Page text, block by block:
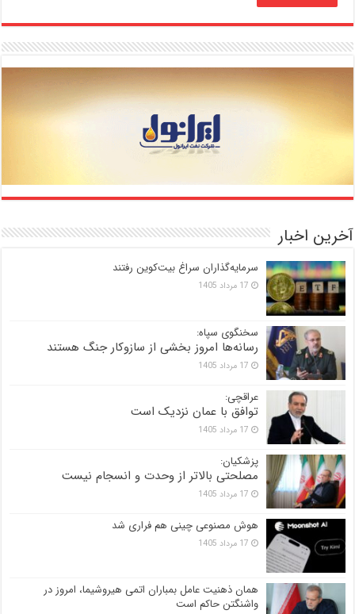
آخرین اخبار
سرمایه‌گذاران سراغ بیت‌کوین رفتند
17 مرداد 1405
سخنگوی سپاه:
رسانه‌ها امروز بخشی از سازوکار جنگ هستند
17 مرداد 1405
عراقچی:
توافق با عمان نزدیک است
17 مرداد 1405
پزشکیان:
مصلحتی بالاتر از وحدت و انسجام نیست
17 مرداد 1405
هوش مصنوعی چینی هم فراری شد
17 مرداد 1405
همان ذهنیت عامل بمباران اتمی هیروشیما، امروز در
واشنگتن حاکم است